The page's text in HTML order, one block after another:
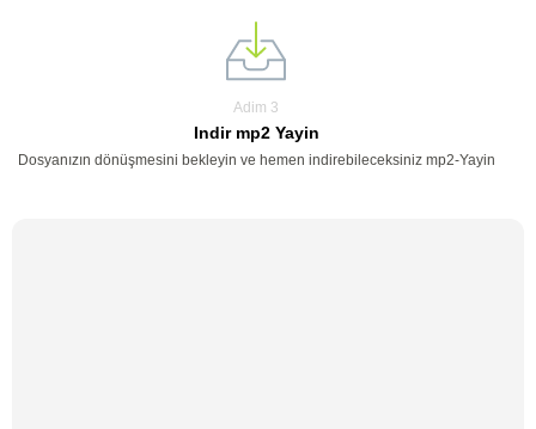
Adim 3
Indir mp2 Yayin
Dosyanızın dönüşmesini bekleyin ve hemen indirebileceksiniz mp2-Yayin